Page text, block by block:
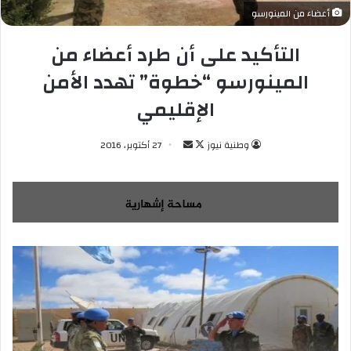
أعضاء من المينورسو
التأكيد على أن طرد أعضاء من
المينورسو “خطوة” تهدد الأمن
الإقليمي
وطنية نيوز
ت
ب
ع
ع
ى
X
س
ل
ب
د
ا
إ
ل
27 أكتوبر، 2016